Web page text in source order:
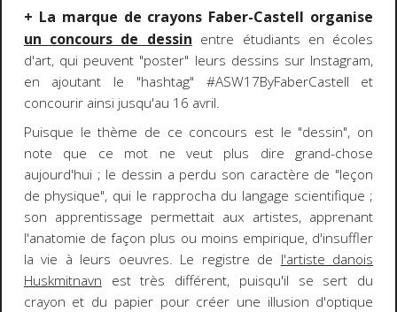
+ La marque de crayons Faber-Castell organise
un concours de dessin entre étudiants en écoles
d'art, qui peuvent "poster" leurs dessins sur Instagram,
en ajoutant le "hashtag" #ASW17ByFaberCastell et
concourir ainsi jusqu'au 16 avril.
Puisque le thème de ce concours est le "dessin", on
note que ce mot ne veut plus dire grand-chose
aujourd'hui ; le dessin a perdu son caractère de "leçon
de physique", qui le rapprocha du langage scientifique ;
son apprentissage permettait aux artistes, apprenant
l'anatomie de façon plus ou moins empirique, d'insuffler
la vie à leurs oeuvres. Le registre de l'artiste danois
Huskmitnavn est très différent, puisqu'il se sert du
crayon et du papier pour créer une illusion d'optique